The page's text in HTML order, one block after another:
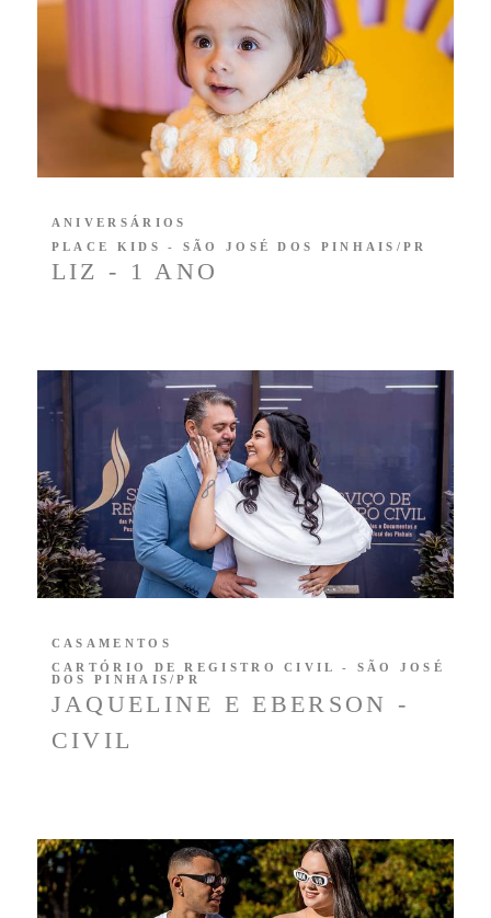
LIZ - 1 ANO
ANIVERSÁRIOS
PLACE KIDS - SÃO JOSÉ DOS PINHAIS/PR
JAQUELINE E EBERSON -
CIVIL
CASAMENTOS
CARTÓRIO DE REGISTRO CIVIL - SÃO JOSÉ
DOS PINHAIS/PR